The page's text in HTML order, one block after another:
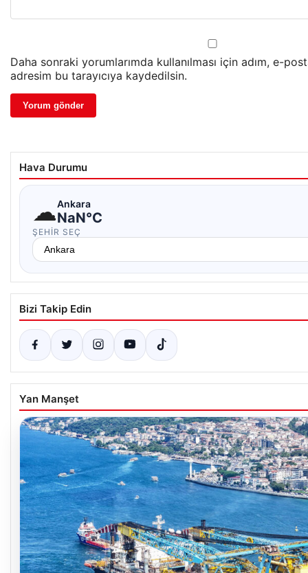
Daha sonraki yorumlarımda kullanılması için adım, e-
adresim bu tarayıcıya kaydedilsin.
Hava Durumu
☁Ankara
NaN°C
ŞEHIR SEÇ
Bizi Takip Edin
Yan Manşet